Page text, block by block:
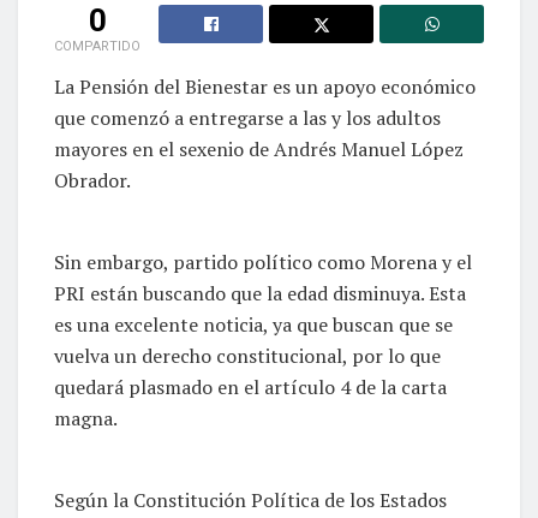
0
COMPARTIDO
La Pensión del Bienestar es un apoyo económico
que comenzó a entregarse a las y los adultos
mayores en el sexenio de Andrés Manuel López
Obrador.
Sin embargo, partido político como Morena y el
PRI están buscando que la edad disminuya. Esta
es una excelente noticia, ya que buscan que se
vuelva un derecho constitucional, por lo que
quedará plasmado en el artículo 4 de la carta
magna.
Según la Constitución Política de los Estados